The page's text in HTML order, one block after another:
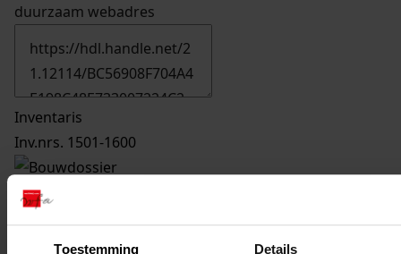
Toestemming Details
duurzaam webadres
Inventaris
Inv.nrs. 1501-1600
1552
1993-1993